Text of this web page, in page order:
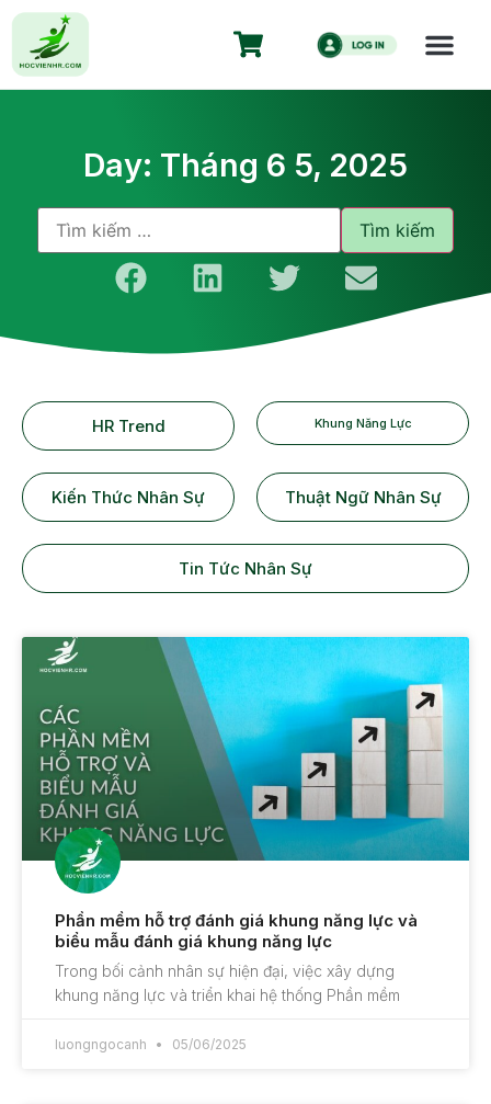
Day: Tháng 6 5, 2025
HR Trend Khung Năng Lực
Kiến Thức Nhân Sự Thuật Ngữ Nhân Sự
Tin Tức Nhân Sự
Phần mềm hỗ trợ đánh giá khung năng lực và
biểu mẫu đánh giá khung năng lực
Trong bối cảnh nhân sự hiện đại, việc xây dựng
khung năng lực và triển khai hệ thống Phần mềm
luongngocanh 05/06/2025